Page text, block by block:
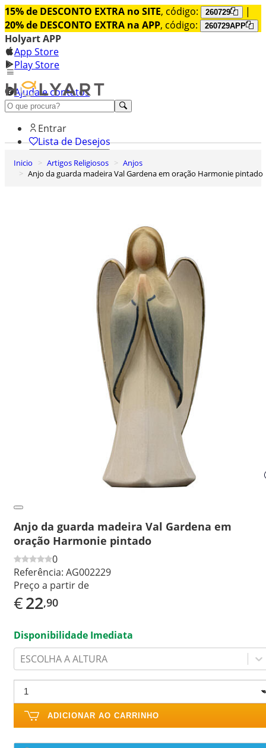
15% de DESCONTO EXTRA no SITE, código: 260729
|
20% de DESCONTO EXTRA na APP, código: 260729APP
Holyart APP
App Store
Play Store
Ajuda e contatos
Conheça premium
Entrar
Lista de Desejos
0
Carrinho de Compras
Inicio Artigos Religiosos
Anjos
Anjo da guarda madeira Val Gardena em oração Harmonie pintado
Anjo da guarda madeira Val Gardena em
oração Harmonie pintado
0
Referência: AG002229
Preço a partir de
€22,90
Disponibilidade Imediata
ESCOLHA A ALTURA
ADICIONAR AO CARRINHO